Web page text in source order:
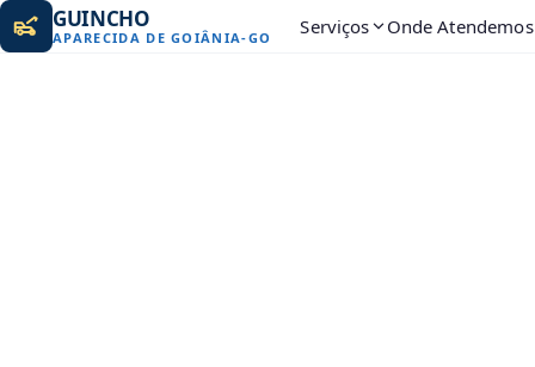
GUINCHO
APARECIDA DE GOIÂNIA-GO Serviços Onde Atendemos